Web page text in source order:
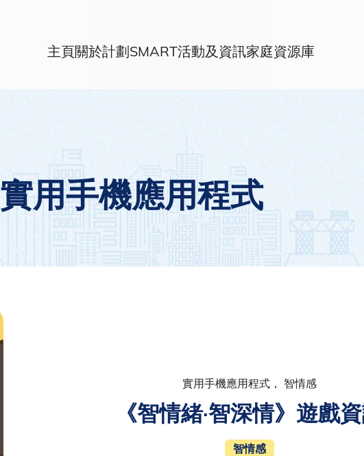
主頁關於計劃SMART活動及資訊家庭資源庫
實用手機應用程式
實用手機應用程式， 智情感
《智情緒·智深情》遊戲
智情感